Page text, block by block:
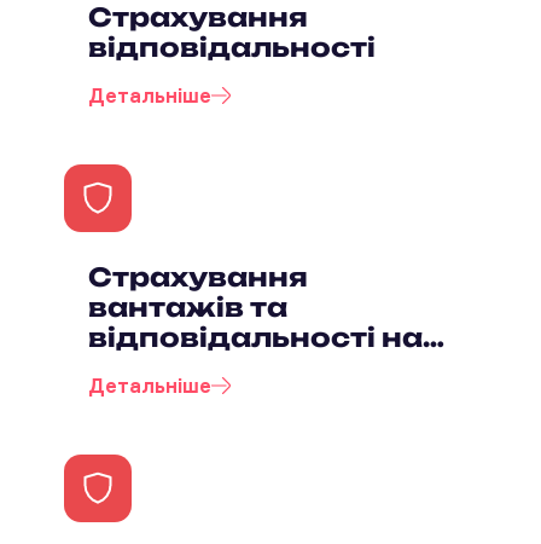
Страхування
відповідальності
Детальніше
Страхування
вантажів та
відповідальності на
Детальніше